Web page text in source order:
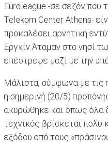
Euroleague -σε σεζόν που
Telekom Center Athens-
προκαλέσει αρνητική
Εργκίν Άταμαν στο νησί
επέστρεψε μαζί με την
Μάλιστα, σύμφωνα με τις
η σημερινή (20/5)
ακυρώθηκε και όπως όλα
τεχνικός βρίσκεται πολύ
εξόδου από τους